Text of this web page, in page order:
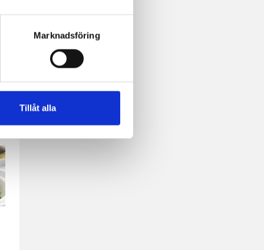
Marknadsföring
Tillåt alla